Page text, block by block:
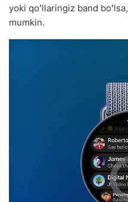
yoki qoʻllaringiz band boʻlsa,
mumkin.